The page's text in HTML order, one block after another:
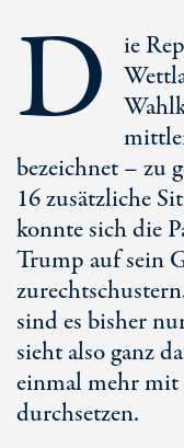
D
ie
bezeichnet – zu
16 zusätzliche
konnte sich die
Trump auf sein
sind es bisher
sieht also ganz
einmal mehr
durchsetzen.